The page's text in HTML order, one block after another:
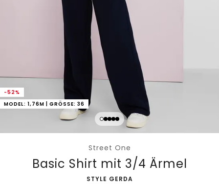
-52%
MODEL: 1,76M | GRÖSSE: 36
Street One
Basic Shirt mit 3/4 Ärmel
-
STYLE GERDA